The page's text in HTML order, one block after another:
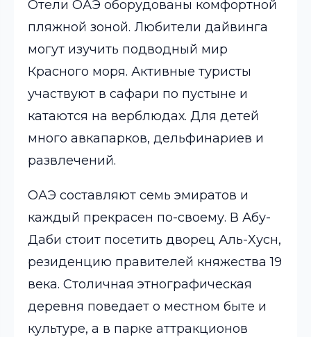
Отели ОАЭ оборудованы комфортной
пляжной зоной. Любители дайвинга
могут изучить подводный мир
Красного моря. Активные туристы
участвуют в сафари по пустыне и
катаются на верблюдах. Для детей
много авкапарков, дельфинариев и
развлечений.
ОАЭ составляют семь эмиратов и
каждый прекрасен по-своему. В Абу-
Даби стоит посетить дворец Аль-Хусн,
резиденцию правителей княжества 19
века. Столичная этнографическая
деревня поведает о местном быте и
культуре, а в парке аттракционов